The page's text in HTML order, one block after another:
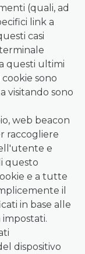
(quali, ad
link a
casi
questi ultimi
sono
visitando sono
web beacon
raccogliere
e
questo
e a tutte
il
in base alle
impostati.
dispositivo